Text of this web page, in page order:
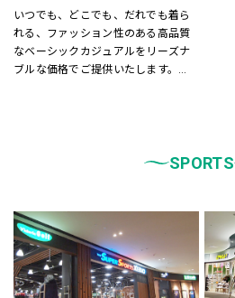
ともに生きよう
いつでも、どこでも、だれでも着ら
れる、ファッション性のある高品質
なベーシックカジュアルをリーズナ
ブルな価格でご提供いたします。
などをゾーンに分けて配置し、広
す。
どうぞご来店ください。
SPORTS